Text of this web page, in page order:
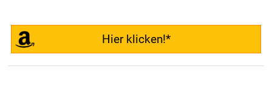
Hier klicken!*